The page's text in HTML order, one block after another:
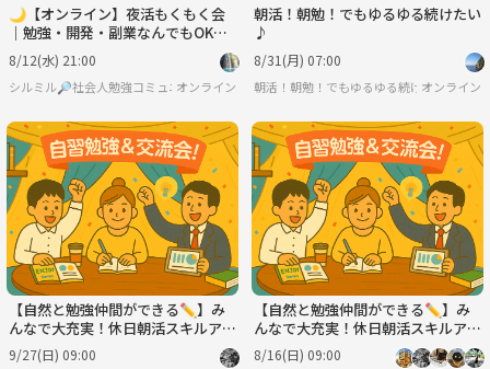
🌙【オンライン】夜活もくもく会
｜勉強・開発・副業なんでもOK！
交流会あり
8/12(水) 21:00
シルミル🔎社会人勉強コミュニティオンライン
朝活！朝勉！でもゆるゆる続けたい
♪
8/31(月) 07:00
朝活！朝勉！でもゆるゆる続けたい♪
オンライン
【自然と勉強仲間ができる✏️】み
んなで大充実！休日朝活スキルアッ
プ会！💻※IT関係者以外も大歓
9/27(日) 09:00
【自然と勉強仲間ができる✏️】み
んなで大充実！休日朝活スキルアッ
プ会！💻※IT関係者以外も大歓
8/16(日) 09:00